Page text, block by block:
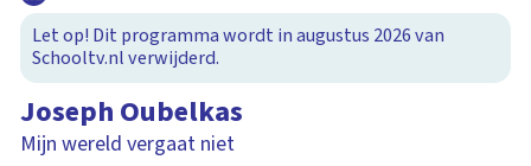
Let op! Dit programma wordt in augustus 2026 van
Schooltv.nl verwijderd.
Joseph Oubelkas
Mijn wereld vergaat niet